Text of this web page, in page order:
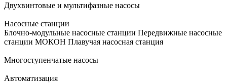
Двухвинтовые и мультифазные насосы
Насосные станции
Блочно-модульные насосные станции Передвижные насосные
станции МОКОН Плавучая насосная станция
Многоступенчатые насосы
Автоматизация